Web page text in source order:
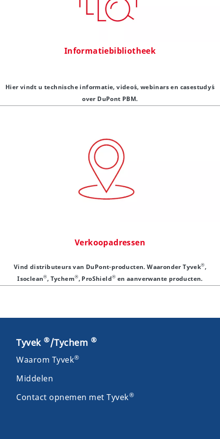
Informatiebibliotheek
Hier vindt u technische informatie, video´s, webinars en casestudy´s
over DuPont PBM.
Verkoopadressen
Vind distributeurs van DuPont-producten. Waaronder Tyvek®,
Isoclean®, Tychem®, ProShield® en aanverwante producten.
Tyvek ®/Tychem ®
Waarom Tyvek®
Middelen
Contact opnemen met Tyvek®